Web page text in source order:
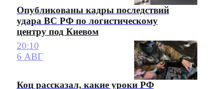
Опубликованы кадры последствий
удара ВС РФ по логистическому
центру под Киевом
20:10
6 АВГ
Коц рассказал, какие уроки РФ